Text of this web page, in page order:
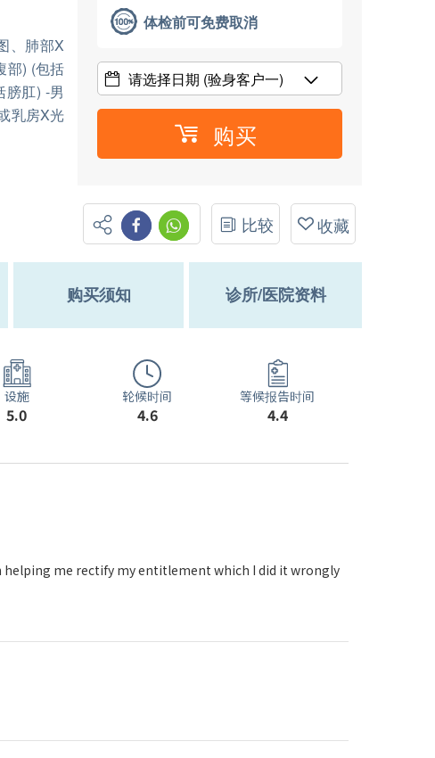
、肺部X
部) (包括
肛) -男
乳房X光
体检前可免费取消
请选择日期 (验身客户一)
购买
比较 收藏
购买须知 诊所/医院资料
设施
5.0
轮候时间
4.6
等候报告时间
4.4
helping me rectify my entitlement which I did it wrongly